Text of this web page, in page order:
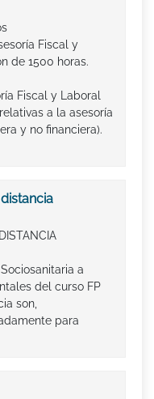
Fiscal y
de 1500 horas.
Fiscal y Laboral
a la asesoría
y no financiera).
a
del curso FP
son,
para